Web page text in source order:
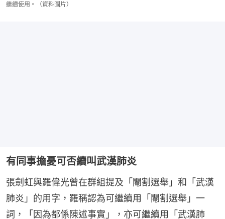
繼續使用。（資料圖片）
有同事擔憂可否續叫武漢肺炎
張劍虹與羅偉光曾在群組提及「閹割選舉」和「武漢
肺炎」的用字，羅稱認為可繼續用「閹割選舉」一
詞，「因為都係陳述事實」，亦可繼續用「武漢肺